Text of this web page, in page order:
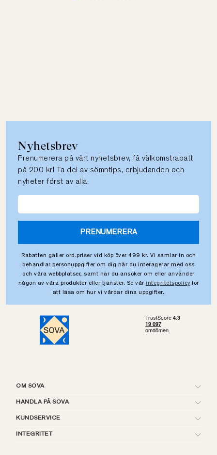
Nyhetsbrev
Prenumerera på vårt nyhetsbrev, få välkomstrabatt
på 200 kr! Ta del av sömntips, erbjudanden och
nyheter först av alla.
PRENUMERERA
Rabatten gäller ord.priser vid köp över 499 kr. Vi samlar in och
behandlar personuppgifter om dig när du interagerar med oss
och våra webbplatser, samt när du ansöker om eller använder
någon av våra produkter eller tjänster. Se vår integritetspolicy för
att läsa om hur vi vårdar dina uppgifter.
OM SOVA
HANDLA PÅ SOVA
KUNDSERVICE
INTEGRITET